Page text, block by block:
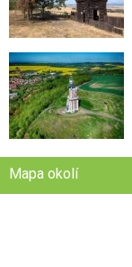
Mapa okolí